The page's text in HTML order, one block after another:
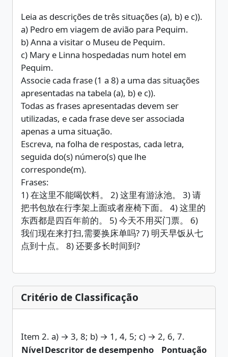
Leia as descrições de três situações (a), b) e c)).
a) Pedro em viagem de avião para Pequim.
b) Anna a visitar o Museu de Pequim.
c) Mary e Linna hospedadas num hotel em
Pequim.
Associe cada frase (1 a 8) a uma das situações
apresentadas na tabela (a), b) e c)).
Todas as frases apresentadas devem ser
utilizadas, e cada frase deve ser associada
apenas a uma situação.
Escreva, na folha de respostas, cada letra,
seguida do(s) número(s) que lhe
corresponde(m).
Frases:
1) 在这里不能喝饮料。 2) 这里有游泳池。 3) 请
把书包放在行李架上面或者座椅下面。 4) 这里的
东西都是四百年前的。 5) 今天不用买门票。 6)
我们现在来打扫,需要换床单吗? 7) 明天早饭从七
点到十点。 8) 还要多长时间到?
Critério de Classificação
Item 2. a) → 3, 8; b) → 1, 4, 5; c) → 2, 6, 7.
NívelDescritor de desempenho Pontuação